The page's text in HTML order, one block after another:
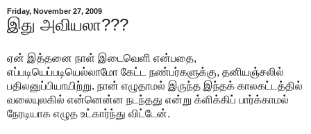
Friday, November 27, 2009
இது அவியலா???
ஏன் இத்தனை நாள் இடைவெளி என்பதை,
எப்படியெப்படியெல்லாமோ கேட்ட நண்பர்களுக்கு, தனியஞ்சலில்
பதிலனுப்பியாயிற்று. நான் எழுதாமல் இருந்த இந்தக் காலகட்டத்தில்
வலையுலகில் என்னென்ன நடந்தது என்று க்ளிக்கிப் பார்க்காமல்
நேரடியாக எழுத உட்கார்ந்து விட்டேன்.